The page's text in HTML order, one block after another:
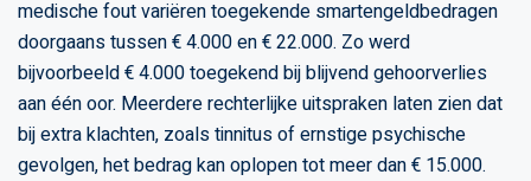
medische fout variëren toegekende smartengeldbedragen
doorgaans tussen € 4.000 en € 22.000. Zo werd
bijvoorbeeld € 4.000 toegekend bij blijvend gehoorverlies
aan één oor. Meerdere rechterlijke uitspraken laten zien dat
bij extra klachten, zoals tinnitus of ernstige psychische
gevolgen, het bedrag kan oplopen tot meer dan € 15.000.